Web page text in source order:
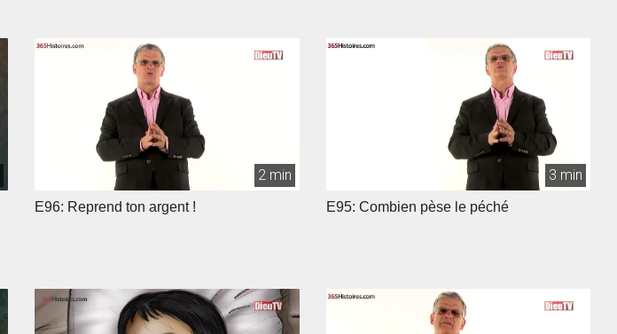
2 min
E96: Reprend ton argent !
3 min
E95: Combien pèse le péché